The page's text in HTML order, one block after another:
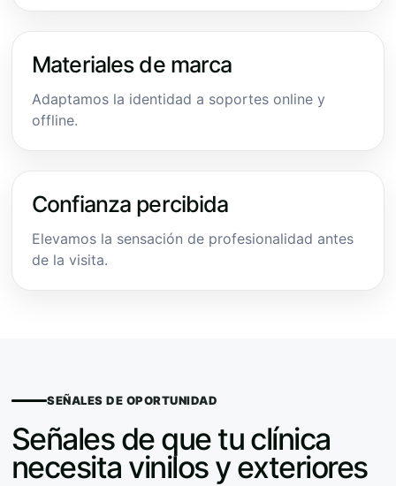
Materiales de marca
Adaptamos la identidad a soportes online y
offline.
Confianza percibida
Elevamos la sensación de profesionalidad antes
de la visita.
SEÑALES DE OPORTUNIDAD
Señales de que tu clínica
necesita vinilos y exteriores